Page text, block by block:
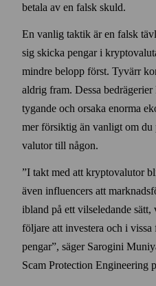
betala av en falsk skuld.
En vanlig taktik är en falsk
sig skicka pengar i
mindre belopp först. Tyvärr
aldrig fram. Dessa
tygande och orsaka enorma
mer försiktig än vanligt om
valutor till någon.
”I takt med att krypto­valutor
även influencers att
ibland på ett vilse­ledande
följare att investera och i
pengar”, säger Sarogini
Scam Protection Engineering